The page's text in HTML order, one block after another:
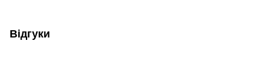
Відгуки